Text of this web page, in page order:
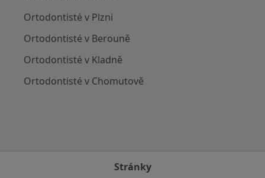
Ortodontisté v Plzni
Ortodontisté v Berouně
Ortodontisté v Kladně
Ortodontisté v Chomutově
Stránky